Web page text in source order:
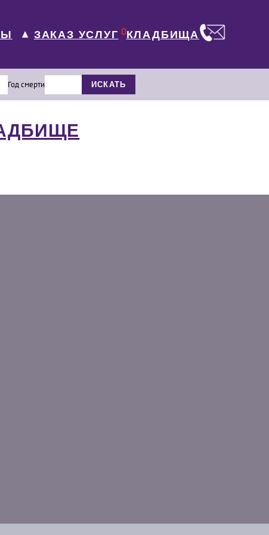
▼ ЗАКАЗ УСЛУГ 0КЛАДБИЩА
Год смерти ИСКАТЬ